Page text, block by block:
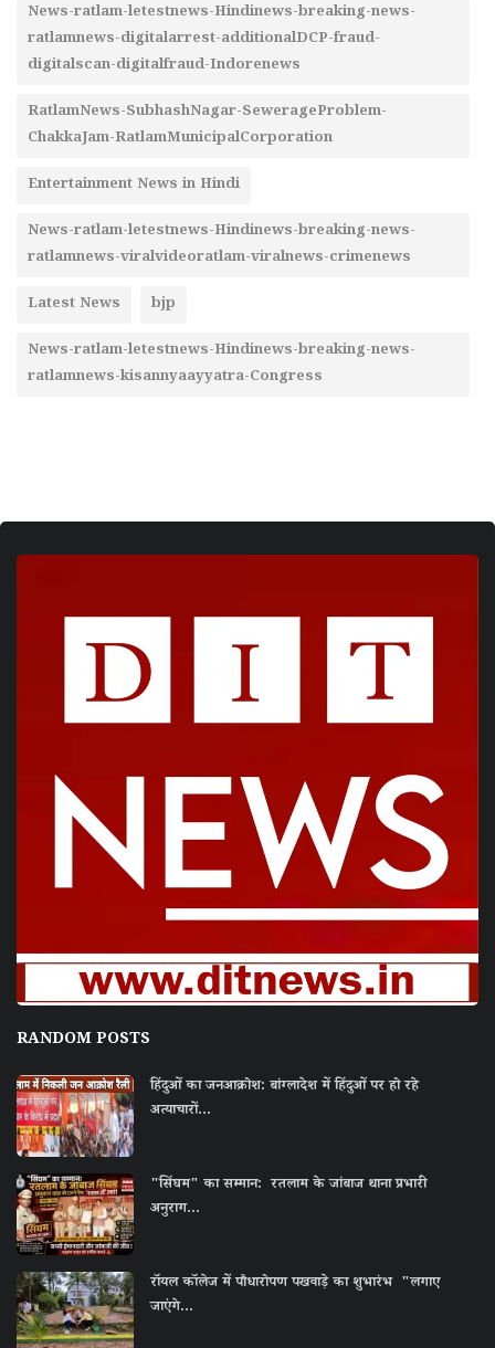
News-ratlam-letestnews-Hindinews-breaking-news-
ratlamnews-digitalarrest-additionalDCP-fraud-
digitalscan-digitalfraud-Indorenews
RatlamNews-SubhashNagar-SewerageProblem-
ChakkaJam-RatlamMunicipalCorporation
Entertainment News in Hindi
News-ratlam-letestnews-Hindinews-breaking-news-
ratlamnews-viralvideoratlam-viralnews-crimenews
Latest News bjp
News-ratlam-letestnews-Hindinews-breaking-news-
ratlamnews-kisannyaayyatra-Congress
RANDOM POSTS
हिंदुओं का जनआक्रोश: बांग्लादेश में हिंदुओं पर हो रहे
अत्याचारों...
"सिंघम" का सम्मान: रतलाम के जांबाज थाना प्रभारी
अनुराग...
रॉयल कॉलेज में पौधारोपण पखवाड़े का शुभारंभ "लगाए
जाएंगे...